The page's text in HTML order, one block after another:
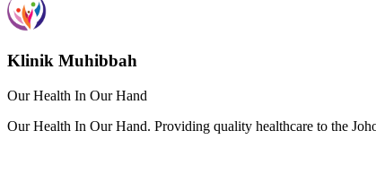
Klinik Muhibbah
Our Health In Our Hand
Our Health In Our Hand. Providing quality healthcare to the